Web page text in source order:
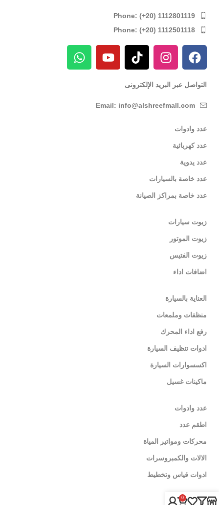
Phone: (+20) 1112801119
Phone: (+20) 1112501118
التواصل عبر البريد الإلكترونى
Email: info@alshreefmall.com
عدد وادوات
عدد كهربائية
عدد يدوية
عدد خاصة بالسيارات
عدد خاصة بمراكز الصيانة
زيوت سيارات
زيوت الموتور
زيوت الفتيس
اضافات اداء
العناية بالسيارة
منظفات وملمعات
رفع اداء المحرك
ادوات تنظيف السيارة
اكسسوارات السيارة
ماكينات غسيل
عدد وادوات
اطقم عدد
محركات ومواتير المياة
الالات والكمبروسرات
ادوات قياس وتخطيط
لينكات تهمك
0